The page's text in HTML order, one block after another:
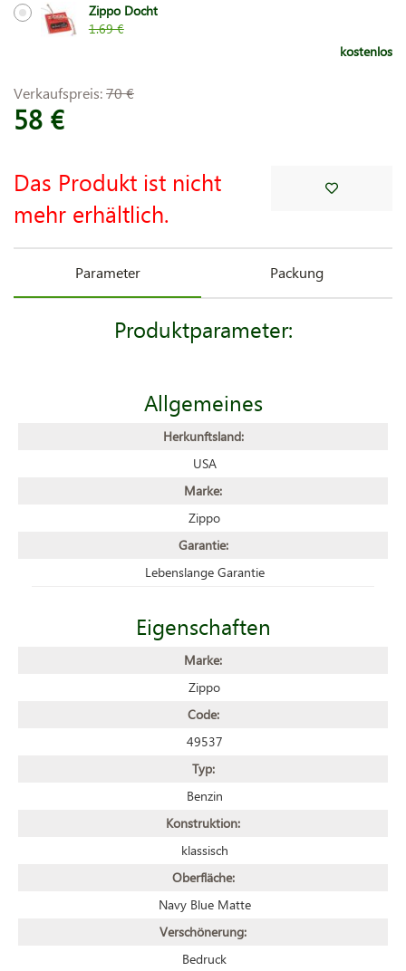
Zippo Docht
1.69 €
kostenlos
Verkaufspreis:70 €
58 €
Das Produkt ist nicht
mehr erhältlich.
Parameter Packung
Produktparameter:
Allgemeines
Herkunftsland:
USA
Marke:
Zippo
Garantie:
Lebenslange Garantie
Eigenschaften
Marke:
Zippo
Code:
49537
Typ:
Benzin
Konstruktion:
klassisch
Oberfläche:
Navy Blue Matte
Verschönerung:
Bedruck